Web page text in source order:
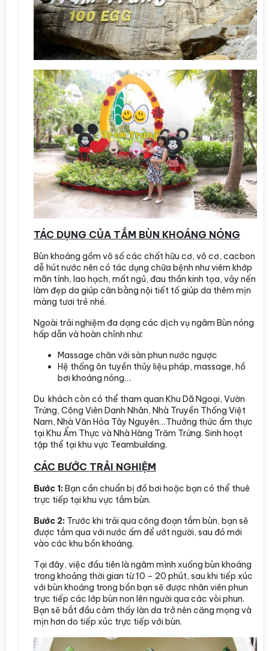
TÁC DỤNG CỦA TẮM BÙN KHOÁNG NÓNG
Bùn khoáng gồm vô số các chất hữu cơ, vô cơ, cacbon
dễ hút nước nên có tác dụng chữa bệnh như viêm khớp
mãn tính, lao hạch, mất ngủ, đau thần kinh tọa, vảy nến
làm đẹp da giúp cân bằng nội tiết tố giúp da thêm mịn
màng tươi trẻ nhé.
Ngoài trải nghiệm đa dạng các dịch vụ ngâm Bùn nóng
hấp dẫn và hoàn chỉnh như:
Massage chân với sàn phun nước ngược
Hệ thống ôn tuyền thủy liệu pháp, massage, hồ
bơi khoáng nóng…
Du khách còn có thể tham quan Khu Dã Ngoại, Vườn
Trứng, Công Viên Danh Nhân, Nhà Truyền Thống Việt
Nam, Nhà Văn Hóa Tây Nguyên…Thưởng thức ẩm thực
tại Khu Ẩm Thực và Nhà Hàng Trăm Trứng. Sinh hoạt
tập thể tại khu vực Teambuilding.
CÁC BƯỚC TRẢI NGHIỆM
Bước 1: Bạn cần chuẩn bị đồ bơi hoặc bạn có thể thuê
trực tiếp tại khu vực tắm bùn.
Bước 2: Trước khi trải qua công đoạn tắm bùn, bạn sẽ
được tắm qua với nước ấm để ướt người, sau đó mới
vào các khu bồn khoáng.
Tại đây, việc đầu tiên là ngâm mình xuống bùn khoáng
trong khoảng thời gian từ 10 – 20 phút, sau khi tiếp xúc
với bùn khoáng trong bồn bạn sẽ được nhân viên phun
trực tiếp các lớp bùn non lên người qua các vòi phun.
Bạn sẽ bắt đầu cảm thấy làn da trở nên căng mọng và
mịn hơn do tiếp xúc trực tiếp với bùn.